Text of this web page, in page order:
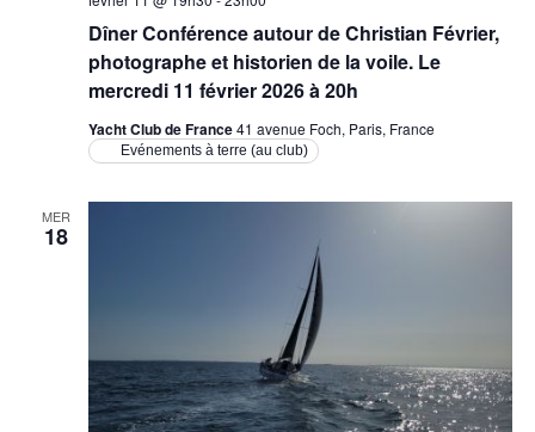
Dîner Conférence autour de Christian Février,
photographe et historien de la voile. Le
mercredi 11 février 2026 à 20h
Yacht Club de France41 avenue Foch, Paris, France
Evénements à terre (au club)
MER
18